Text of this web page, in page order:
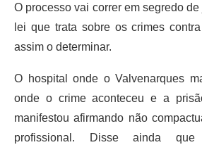
O processo vai correr em segredo
lei que trata sobre os crimes
assim o determinar.
O hospital onde o Valvenarques
onde o crime aconteceu e a
manifestou afirmando não
profissional. Disse ainda que